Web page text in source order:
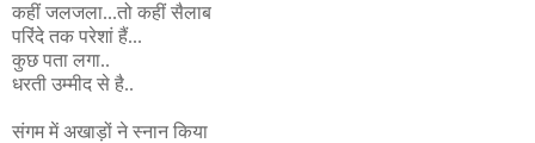
कहीं जलजला...तो कहीं सैलाब
परिंदे तक परेशां हैं...
कुछ पता लगा..
धरती उम्मीद से है..
संगम में अखाड़ों ने स्नान किया